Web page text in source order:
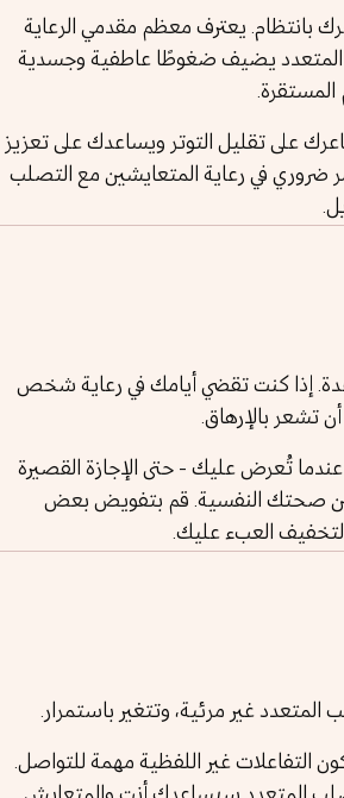
بانتظام. يعترف معظم مقدمي الرعاية
المتعدد يضيف ضغوطًا عاطفية وجسدية
المستقرة.
على تقليل التوتر ويساعدك على تعزيز
ضروري في رعاية المتعايشين مع التصلب
إذا كنت تقضي أيامك في رعاية شخص
تشعر بالإرهاق.
تُعرض عليك - حتى الإجازة القصيرة
صحتك النفسية. قم بتفويض بعض
لتخفيف العبء عليك.
غير مرئية، وتتغير باستمرار.
التفاعلات غير اللفظية مهمة للتواصل.